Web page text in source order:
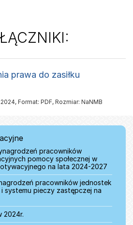
prawa do zasiłku
Format: PDF, Rozmiar: NaNMB
pracowników
pomocy społecznej w
na lata 2024-2027
pracowników jednostek
systemu pieczy zastępczej na
2024r.